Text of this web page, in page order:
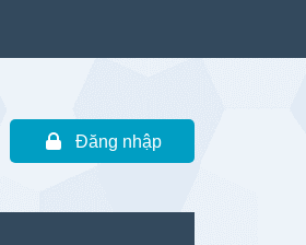
Đăng nhập